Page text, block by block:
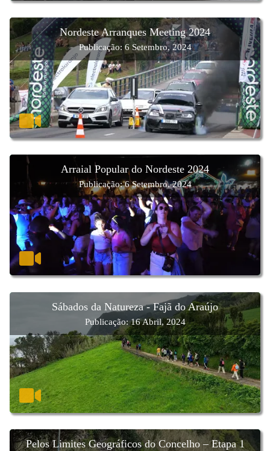
Nordeste Arranques Meeting 2024
Publicação: 6 Setembro, 2024
Arraial Popular do Nordeste 2024
Publicação: 6 Setembro, 2024
Sábados da Natureza - Fajã do Araújo
Publicação: 16 Abril, 2024
Pelos Limites Geográficos do Concelho – Etapa 1